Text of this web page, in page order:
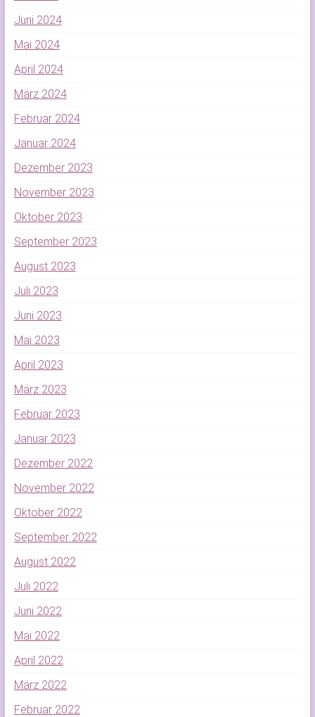
Juni 2024
Mai 2024
April 2024
März 2024
Februar 2024
Januar 2024
Dezember 2023
November 2023
Oktober 2023
September 2023
August 2023
Juli 2023
Juni 2023
Mai 2023
April 2023
März 2023
Februar 2023
Januar 2023
Dezember 2022
November 2022
Oktober 2022
September 2022
August 2022
Juli 2022
Juni 2022
Mai 2022
April 2022
März 2022
Februar 2022